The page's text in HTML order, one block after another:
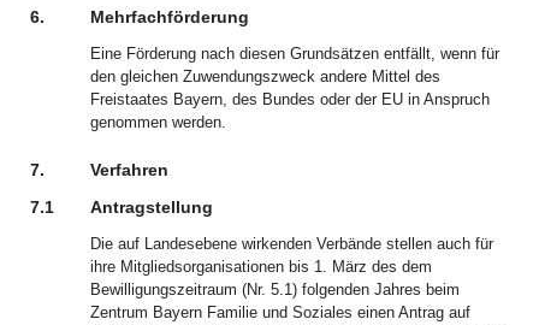
6. Mehrfachförderung
Eine Förderung nach diesen Grundsätzen entfällt, wenn für
den gleichen Zuwendungszweck andere Mittel des
Freistaates Bayern, des Bundes oder der EU in Anspruch
genommen werden.
7.
Verfahren
7.1
Antragstellung
Die auf Landesebene wirkenden Verbände stellen auch für
ihre Mitgliedsorganisationen bis 1. März des dem
Bewilligungszeitraum (Nr. 5.1) folgenden Jahres beim
Zentrum Bayern Familie und Soziales einen Antrag auf